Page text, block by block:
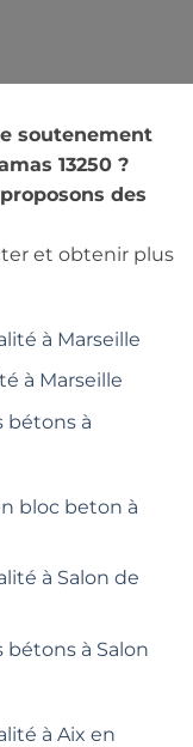
soutenement
13250 ?
des
et obtenir plus
à Marseille
à Marseille
bétons à
bloc beton à
à Salon de
bétons à Salon
à Aix en